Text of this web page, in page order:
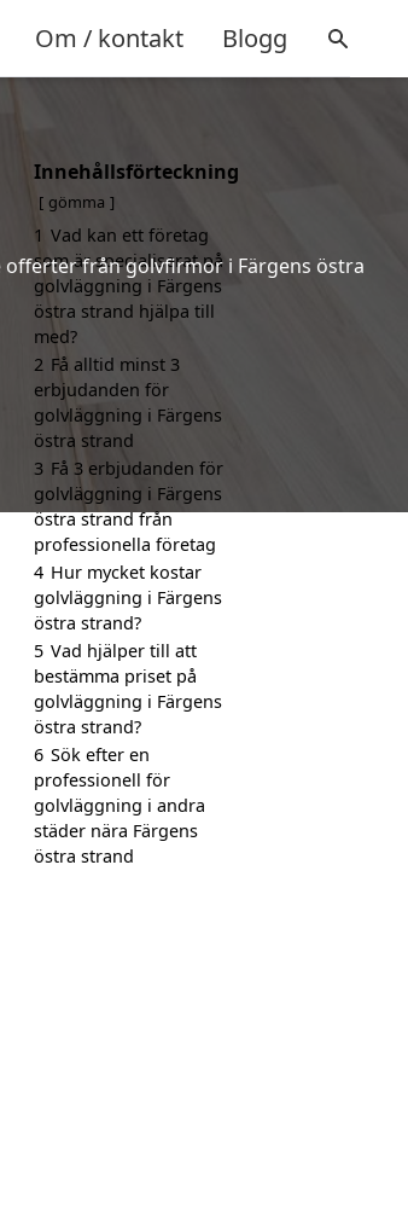
Om / kontakt Blogg
offerter från golvfirmor i Färgens östra
Innehållsförteckning
gömma
1 Vad kan ett företag
som är specialiserat på
golvläggning i Färgens
östra strand hjälpa till
med?
2 Få alltid minst 3
erbjudanden för
golvläggning i Färgens
östra strand
3 Få 3 erbjudanden för
golvläggning i Färgens
östra strand från
professionella företag
4 Hur mycket kostar
golvläggning i Färgens
östra strand?
5 Vad hjälper till att
bestämma priset på
golvläggning i Färgens
östra strand?
6 Sök efter en
professionell för
golvläggning i andra
städer nära Färgens
östra strand